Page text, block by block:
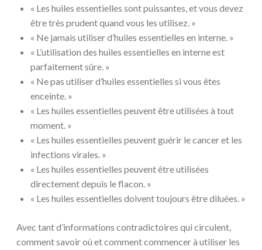
« Les huiles essentielles sont puissantes, et vous devez
être très prudent quand vous les utilisez. »
« Ne jamais utiliser d’huiles essentielles en interne. »
« L’utilisation des huiles essentielles en interne est
parfaitement sûre. »
« Ne pas utiliser d’huiles essentielles si vous êtes
enceinte. »
« Les huiles essentielles peuvent être utilisées à tout
moment. »
« Les huiles essentielles peuvent guérir le cancer et les
infections virales. »
« Les huiles essentielles peuvent être utilisées
directement depuis le flacon. »
« Les huiles essentielles doivent toujours être diluées. »
Avec tant d’informations contradictoires qui circulent,
comment savoir où et comment commencer à utiliser les